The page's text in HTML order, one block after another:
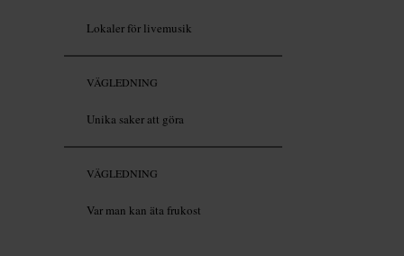
Lokaler för livemusik
VÄGLEDNING
Unika saker att göra
VÄGLEDNING
Var man kan äta frukost